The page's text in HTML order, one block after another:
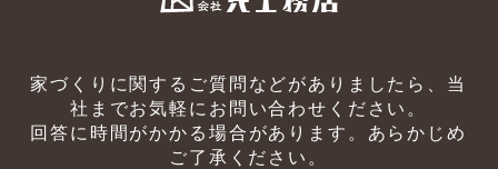
家づくりに関するご質問などがありましたら、当
社までお気軽にお問い合わせください。
回答に時間がかかる場合があります。あらかじめ
ご了承ください。